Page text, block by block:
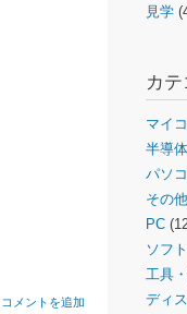
コメントを追加
見学
カ
マイ
半導体
パソ
その他
PC
ソフ
工具
ディ